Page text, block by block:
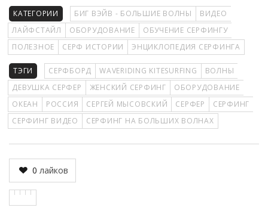
КАТЕГОРИИ БИГ ВЭЙВ - БОЛЬШИЕ ВОЛНЫ
ВИДЕО
ЛАЙФСТАЙЛ
ОБОРУДОВАНИЕ
ОБУЧЕНИЕ СЕРФИНГУ
ПОЛЕЗНОЕ
СЕРФ ИСТОРИИ ЭНЦИКЛОПЕДИЯ СЕРФИНГА
ТЭГИ CЕРФБОРД WAVERIDING KITESURFING
ВОЛНЫ
ДЕВУШКА СЕРФЕР
ЖЕНСКИЙ СЕРФИНГ
ОБОРУДОВАНИЕ
ОКЕАН
РОССИЯ СЕРГЕЙ МЫСОВСКИЙ СЕРФЕР
СЕРФИНГ
СЕРФИНГ ВИДЕО
СЕРФИНГ НА БОЛЬШИХ ВОЛНАХ
0 лайков